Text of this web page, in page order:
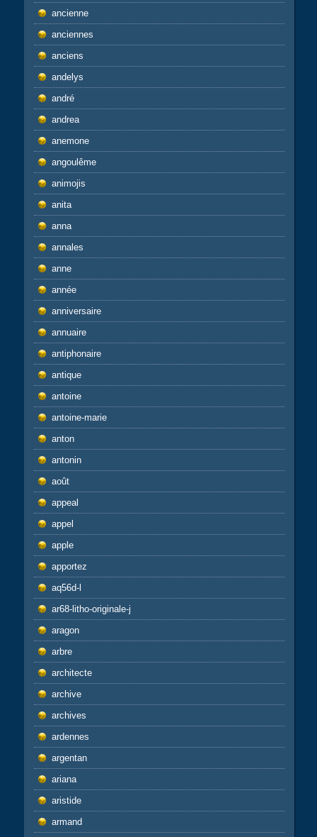
ancienne
anciennes
anciens
andelys
andré
andrea
anemone
angoulême
animojis
anita
anna
annales
anne
année
anniversaire
annuaire
antiphonaire
antique
antoine
antoine-marie
anton
antonin
août
appeal
appel
apple
apportez
aq56d-l
ar68-litho-originale-j
aragon
arbre
architecte
archive
archives
ardennes
argentan
ariana
aristide
armand